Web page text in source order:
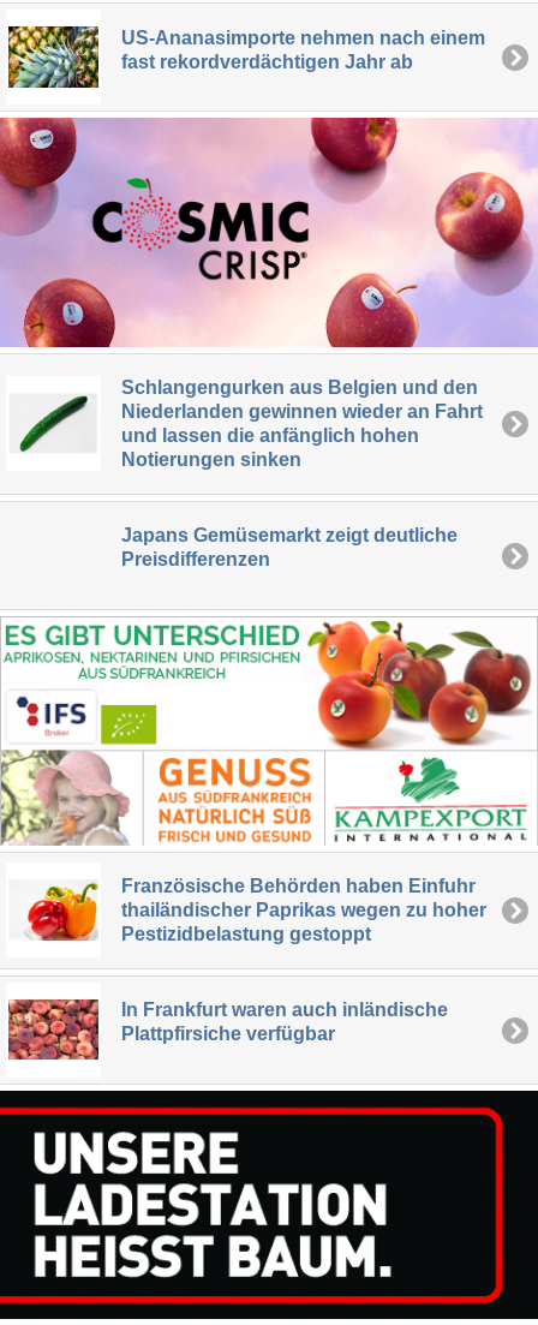
US-Ananasimporte nehmen nach einem
fast rekordverdächtigen Jahr ab
Schlangengurken aus Belgien und den
Niederlanden gewinnen wieder an Fahrt
und lassen die anfänglich hohen
Notierungen sinken
Japans Gemüsemarkt zeigt deutliche
Preisdifferenzen
Französische Behörden haben Einfuhr
thailändischer Paprikas wegen zu hoher
Pestizidbelastung gestoppt
In Frankfurt waren auch inländische
Plattpfirsiche verfügbar